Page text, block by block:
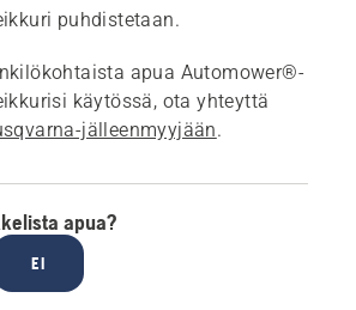
puhdistetaan.
apua Automower®-
käytössä, ota yhteyttä
jälleenmyyjään.
apua?
EI